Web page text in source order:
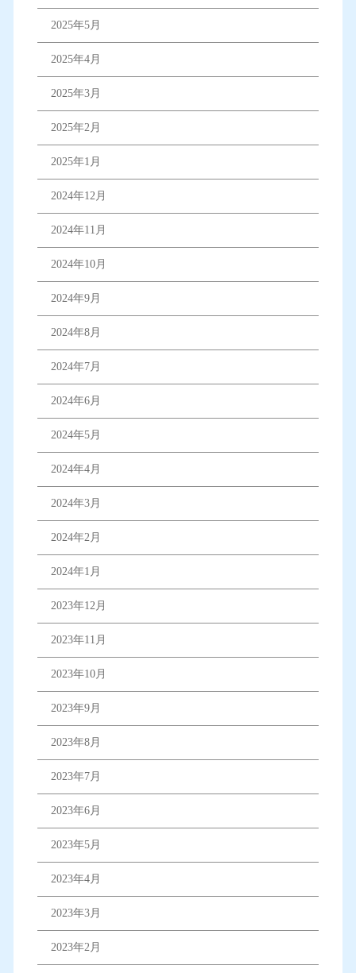
2025年5月
2025年4月
2025年3月
2025年2月
2025年1月
2024年12月
2024年11月
2024年10月
2024年9月
2024年8月
2024年7月
2024年6月
2024年5月
2024年4月
2024年3月
2024年2月
2024年1月
2023年12月
2023年11月
2023年10月
2023年9月
2023年8月
2023年7月
2023年6月
2023年5月
2023年4月
2023年3月
2023年2月